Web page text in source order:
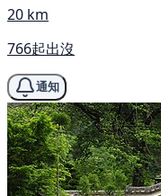
20 km
766起出沒
通知